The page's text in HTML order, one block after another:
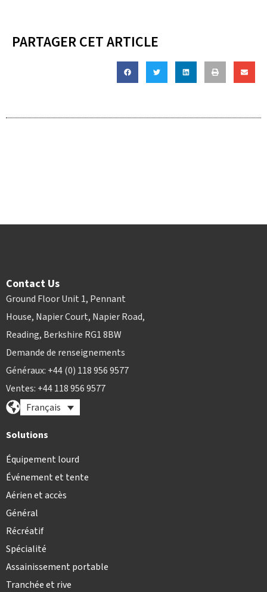
PARTAGER CET ARTICLE
Contact Us
Ground Floor Unit 1, Pennant
House, Napier Court, Napier Road,
Reading, Berkshire RG1 8BW
Demande de renseignements
Généraux: +44 (0) 118 956 9577
Ventes: +44 118 956 9577
Français
Solutions
Équipement lourd
Événement et tente
Aérien et accès
Général
Récréatif
Spécialité
Assainissement portable
Tranchée et rive